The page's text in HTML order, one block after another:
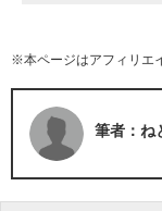
※本ページはアフィリエ
筆者：ね